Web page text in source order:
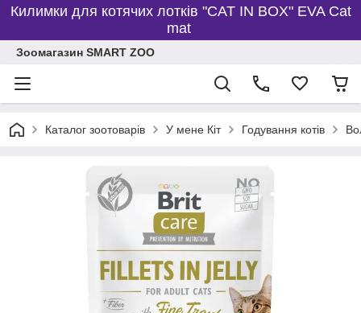
Килимки для котячих лотків "CAT IN BOX" EVA Cat
mat
Зоомагазин SMART ZOO
Каталог зоотоварів У мене Кіт Годування котів